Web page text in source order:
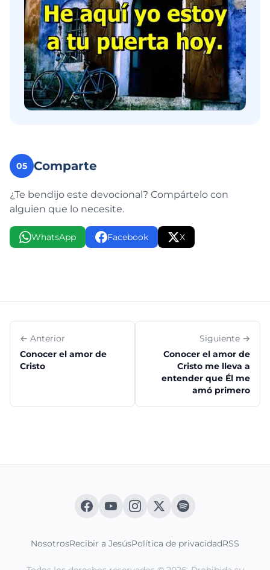
05 Comparte
¿Te bendijo este devocional? Compártelo con
alguien que lo necesite.
WhatsApp Facebook X
← Anterior
Conocer el amor de
Cristo
Siguiente →
Conocer el amor de
Cristo me lleva a
entender que Él me
amó primero
NosotrosRecibir a JesúsPolítica de privacidadRSS